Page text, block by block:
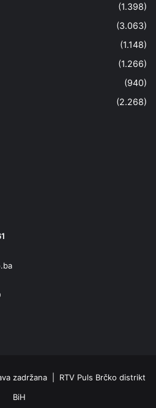
(1.398)
(3.063)
(1.148)
(1.266)
(940)
(2.268)
zadržana | RTV Puls Brčko distrikt
BiH